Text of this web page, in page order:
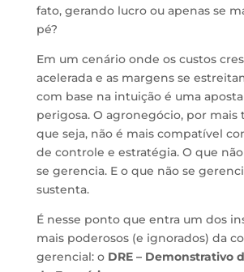
fato, gerando lucro ou apenas se
pé?
Em um cenário onde os custos
acelerada e as margens se
com base na intuição é uma aposta
perigosa. O agronegócio, por mais
que seja, não é mais compatível
de controle e estratégia. O que
se gerencia. E o que não se
sustenta.
É nesse ponto que entra um dos
mais poderosos (e ignorados) da
gerencial: o DRE – Demonstrativo